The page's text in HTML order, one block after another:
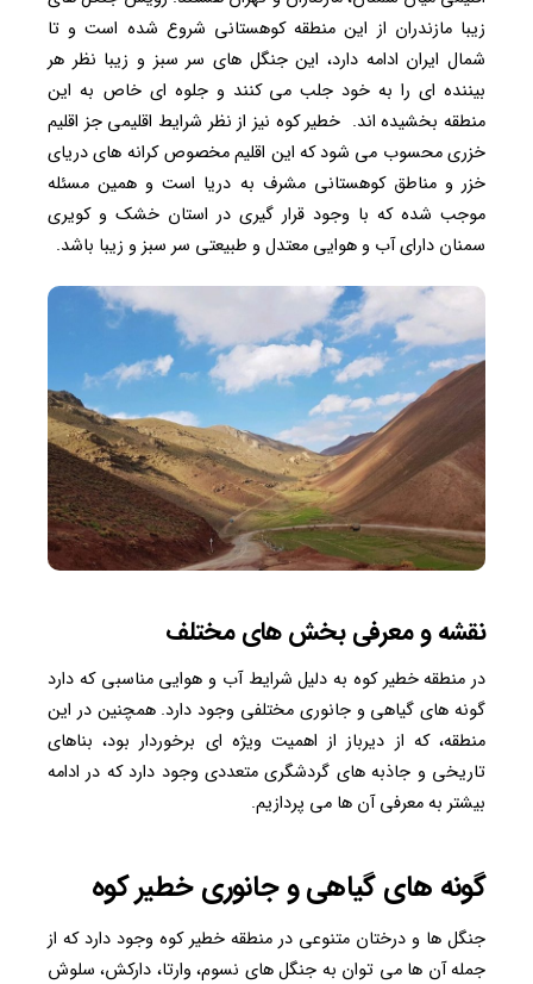
زیبا مازندران از این منطقه کوهستانی شروع شده است و تا
شمال ایران ادامه دارد، این جنگل های سر سبز و زیبا نظر هر
بیننده ای را به خود جلب می کنند و جلوه ای خاص به این
منطقه بخشیده اند. خطیر کوه نیز از نظر شرایط اقلیمی جز اقلیم
خزری محسوب می شود که این اقلیم مخصوص کرانه های دریای
خزر و مناطق کوهستانی مشرف به دریا است و همین مسئله
موجب شده که با وجود قرار گیری در استان خشک و کویری
سمنان دارای آب و هوایی معتدل و طبیعتی سر سبز و زیبا باشد.
نقشه و معرفی بخش های مختلف
در منطقه خطیر کوه به دلیل شرایط آب و هوایی مناسبی که دارد
گونه های گیاهی و جانوری مختلفی وجود دارد. همچنین در این
منطقه، که از دیرباز از اهمیت ویژه ای برخوردار بود، بناهای
تاریخی و جاذبه های گردشگری متعددی وجود دارد که در ادامه
بیشتر به معرفی آن ها می پردازیم.
گونه های گیاهی و جانوری خطیر کوه
جنگل ها و درختان متنوعی در منطقه خطیر کوه وجود دارد که از
جمله آن ها می توان به جنگل های نسوم، وارتا، دارکش، سلوش